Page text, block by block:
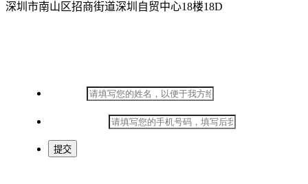
深圳市南山区招商街道深圳自贸中心18楼18D